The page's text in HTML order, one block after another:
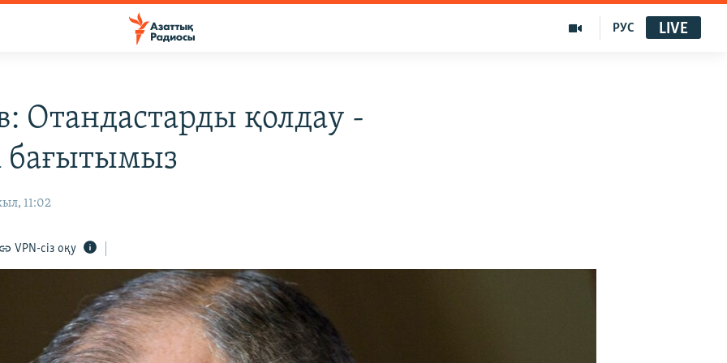
РУС LIVE
Отандастарды қолдау -
бағытымыз
11:02
VPN-сіз оқу